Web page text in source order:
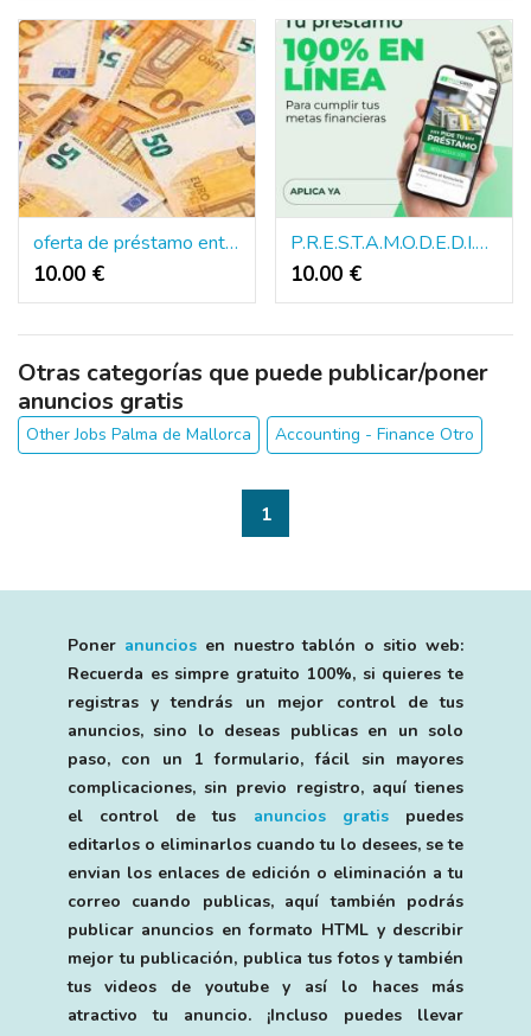
oferta de préstamo entre personas serias y confiables
10.00 €
P.R.E.S.T.A.M.O.D.E.D.I.N.E.R.O.E.N.T.O.D.O.E.S.P.A.N.A.
10.00 €
Otras categorías que puede publicar/poner
anuncios gratis
Other Jobs Palma de Mallorca Accounting - Finance Otro
1
Poner anunciosen nuestro tablón o sitio web:
Recuerda es simpre gratuito 100%, si quieres te
registras y tendrás un mejor control de tus
anuncios, sino lo deseas publicas en un solo
paso, con un 1 formulario, fácil sin mayores
complicaciones, sin previo registro, aquí tienes
el control de tus anuncios gratispuedes
editarlos o eliminarlos cuando tu lo desees, se te
envian los enlaces de edición o eliminación a tu
correo cuando publicas, aquí también podrás
publicar anuncios en formato HTML y describir
mejor tu publicación, publica tus fotos y también
tus videos de youtube y así lo haces más
atractivo tu anuncio. ¡Incluso puedes llevar